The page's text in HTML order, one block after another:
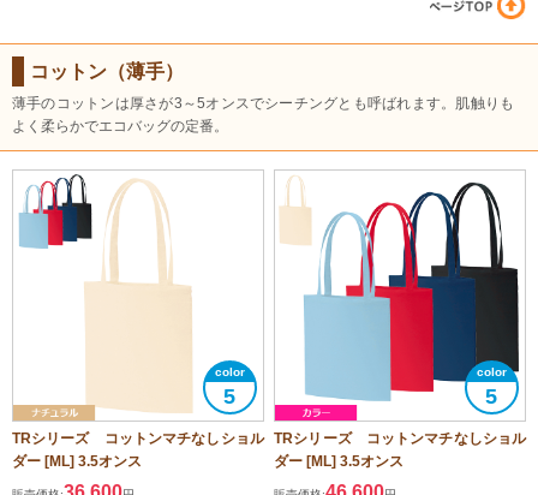
コットン（薄手）
薄手のコットンは厚さが3～5オンスでシーチングとも呼ばれます。肌触りも
よく柔らかでエコバッグの定番。
5
TRシリーズ コットンマチなしショル
ダー [ML] 3.5オンス
5
TRシリーズ コットンマチなしショル
ダー [ML] 3.5オンス